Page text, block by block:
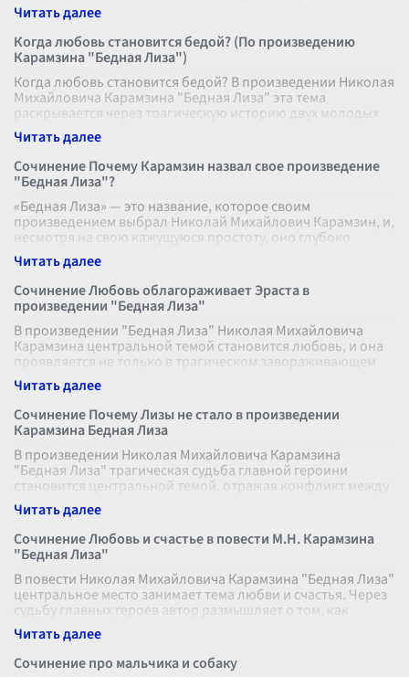
глубокий взгляд на социал
Когда любовь становится бедой? (По произведению
Карамзина "Бедная Лиза")
Когда любовь становится бедой? В произведении Николая
Михайловича Карамзина "Бедная Лиза" эта тема
раскрывается через трагическую историю двух молодых
людей — Лизы и Эраста. Кажетс
Сочинение Почему Карамзин назвал свое произведение
"Бедная Лиза"?
«Бедная Лиза» — это название, которое своим
произведением выбрал Николай Михайлович Карамзин, и,
несмотря на свою кажущуюся простоту, оно глубоко
символично и наполнено значением.
Сочинение Любовь облагораживает Эраста в
произведении "Бедная Лиза"
В произведении "Бедная Лиза" Николая Михайловича
Карамзина центральной темой становится любовь, и она
проявляется не только в трагическом завораживающем
сюжете, но и в преобразующе
Сочинение Почему Лизы не стало в произведении
Карамзина Бедная Лиза
В произведении Николая Михайловича Карамзина
"Бедная Лиза" трагическая судьба главной героини
становится центральной темой, отражая конфликт между
искренними чувствами и жестокой р
Сочинение Любовь и счастье в повести М.Н. Карамзина
"Бедная Лиза"
В повести Николая Михайловича Карамзина "Бедная Лиза"
центральное место занимает тема любви и счастья. Через
судьбу главных героев автор размышляет о том, как
любовь может быть ист
Сочинение про мальчика и собаку